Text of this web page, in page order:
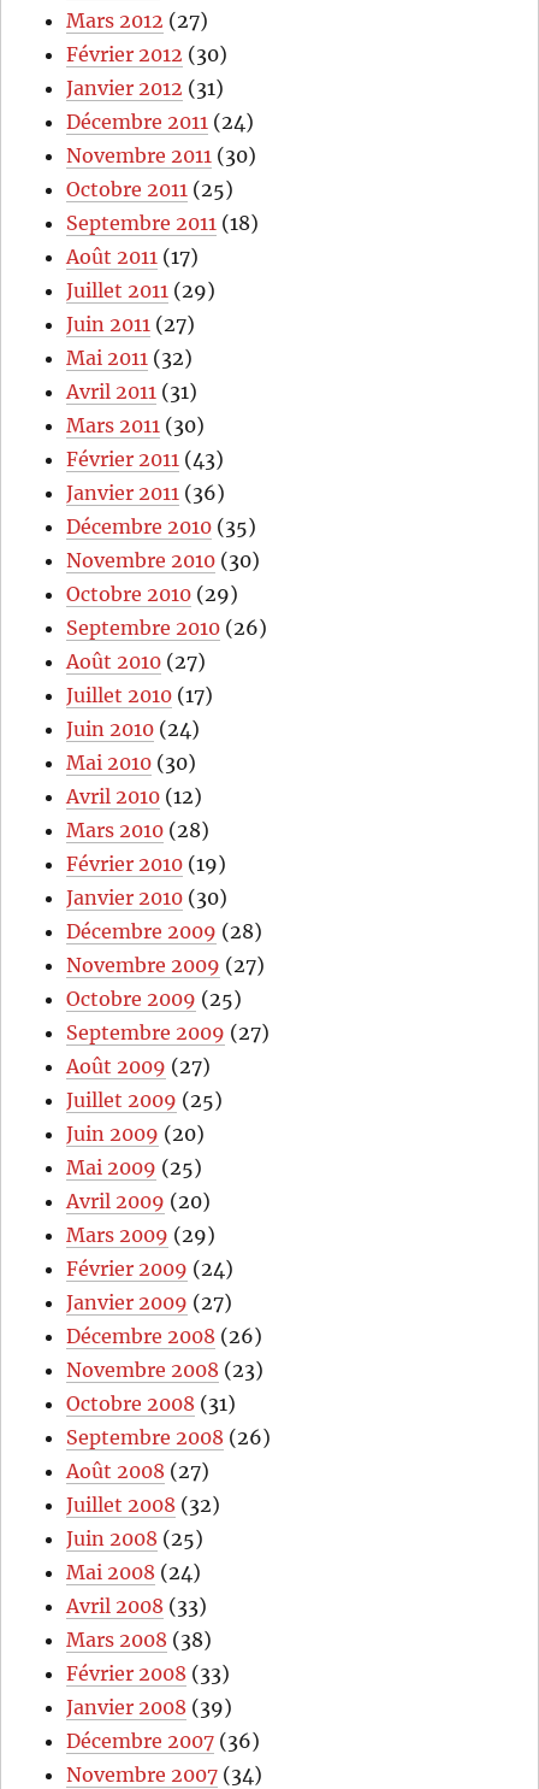
Mars 2012 (27)
Février 2012 (30)
Janvier 2012 (31)
Décembre 2011 (24)
Novembre 2011 (30)
Octobre 2011 (25)
Septembre 2011 (18)
Août 2011 (17)
Juillet 2011 (29)
Juin 2011 (27)
Mai 2011 (32)
Avril 2011 (31)
Mars 2011 (30)
Février 2011 (43)
Janvier 2011 (36)
Décembre 2010 (35)
Novembre 2010 (30)
Octobre 2010 (29)
Septembre 2010 (26)
Août 2010 (27)
Juillet 2010 (17)
Juin 2010 (24)
Mai 2010 (30)
Avril 2010 (12)
Mars 2010 (28)
Février 2010 (19)
Janvier 2010 (30)
Décembre 2009 (28)
Novembre 2009 (27)
Octobre 2009 (25)
Septembre 2009 (27)
Août 2009 (27)
Juillet 2009 (25)
Juin 2009 (20)
Mai 2009 (25)
Avril 2009 (20)
Mars 2009 (29)
Février 2009 (24)
Janvier 2009 (27)
Décembre 2008 (26)
Novembre 2008 (23)
Octobre 2008 (31)
Septembre 2008 (26)
Août 2008 (27)
Juillet 2008 (32)
Juin 2008 (25)
Mai 2008 (24)
Avril 2008 (33)
Mars 2008 (38)
Février 2008 (33)
Janvier 2008 (39)
Décembre 2007 (36)
Novembre 2007 (34)